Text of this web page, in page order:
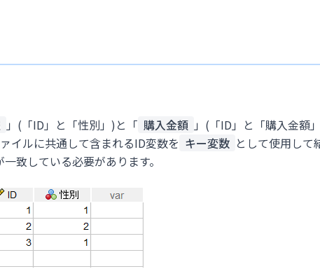
」(「ID」と「性別」)と「 購入金額 」(「ID」と「購入金額
イルに共通して含まれるID変数を キー変数 として使用して
一致している必要があります。